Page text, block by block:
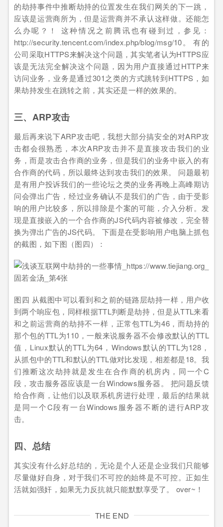
的劫持事件中推断劫持的位置发生在我们网关的下一跳，
应该是运营商所为，但是运营商并不承认这样做。还能怎
么办呢？！ 这种情况之前腾讯也有碰到过，参见：
http://security.tencent.com/index.php/blog/msg/10。 有的
公司采取HTTPS来解决这个问题，其实笔者认为HTTPS应
该是无法完全解决这个问题，因为用户直接通过HTTP来
访问业务，业务是通过301之类的方式跳转到HTTPS，如
果劫持发生在跳转之前，其实还是一样的效果的。
三、ARP攻击
最后再来说下ARP攻击吧，我想大部分搞安全的对ARP攻
击都会很熟悉，本次ARP攻击并不是直接攻击我们的业
务，而是攻击合作商的业务，但是我们的业务中嵌入的有
合作商的代码，所以最终达到攻击我们的效果。 问题最初
是有用户投诉我们的一些论坛之类的业务再晚上高峰期访
问会弹出广告，经过业务确认不是我们的广告，由于受影
响的用户比较多，所以排除是个案的可能，介入分析。发
现是直接嵌入的一个合作商的JS代码内容被修改，完全替
换为弹出广告的JS代码。 下面是在受影响用户电脑上抓包
的截图，如下图（图四）：
图四 从截图中可以看到和之前的链路层劫持一样，用户收
到两个响应包，同样根据TTL判断是劫持，但是从TTL来看
和之前运营商的劫持不一样，正常包TTL为46，而劫持的
那个包的TTL为110，一般来说服务器不会修改默认的TTL
值，Linux默认的TTL为64，Windows默认的TTL为128，
从抓包中的TTL和默认的TTL做对比发现，相差都是18。我
们推断这次劫持就是发生在合作商的机房内，同一个C
段，攻击服务器应该是一台Windows服务器。 把问题反馈
给合作商，让他们以及联系机房进行处理，最后的结果就
是同一个C段有一台Windows服务器不断的进行ARP攻
击。
四、总结
其实没有什么好总结的，无论是个人还是企业我们只能够
尽量做好自身，对于我们不可控的始终是不可控。正如生
活就如强奸，如果无力反抗就只能默默享受了。 over~！
THE END